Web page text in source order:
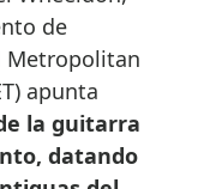
de
Metropolitan
apunta
la guitarra
datando